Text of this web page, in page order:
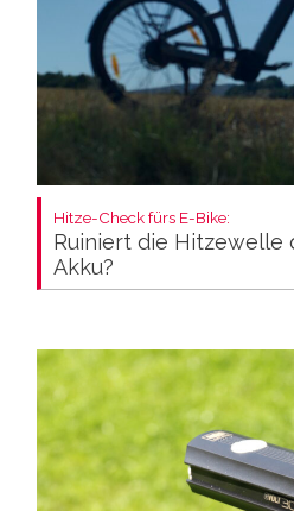
Hitze-Check fürs E-Bike:
Ruiniert die Hitzewelle
Akku?